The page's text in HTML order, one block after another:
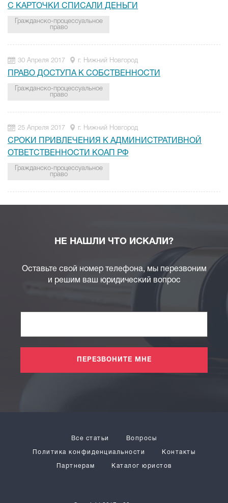
С КАРТОЧКИ СПИСАЛИ ДЕНЬГИ
Гражданско-процессуальное
право
30 Апреля 2017 г. Нижний Новгород
ПРАВО ДОСТУПА К СОБСТВЕННОСТИ
Гражданско-процессуальное
право
25 Апреля 2017 г. Нижний Новгород
СРОКИ ПРИВЛЕЧЕНИЯ К АДМИНИСТРАТИВНОЙ
ОТВЕТСТВЕННОСТИ КОАП РФ
Гражданско-процессуальное
право
НЕ НАШЛИ ЧТО ИСКАЛИ?
Оставьте свой номер телефона, мы перезвоним
и решим ваш юридический вопрос
ПЕРЕЗВОНИТЕ МНЕ
Все статьи Вопросы
Политика конфиденциальности Контакты
Партнерам Каталог юристов